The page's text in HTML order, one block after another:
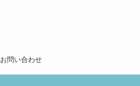
お問い合わせ